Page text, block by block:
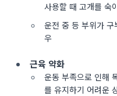
사용할 때 고개를 숙
운전 중 등 부위가
우
근육 약화
운동 부족으로 인해
를 유지하기 어려운